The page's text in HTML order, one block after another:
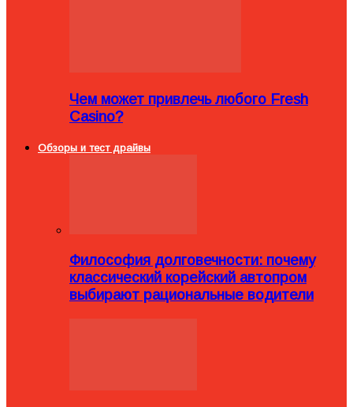
Чем может привлечь любого Fresh
Casino?
Обзоры и тест драйвы
Философия долговечности: почему
классический корейский автопром
выбирают рациональные водители